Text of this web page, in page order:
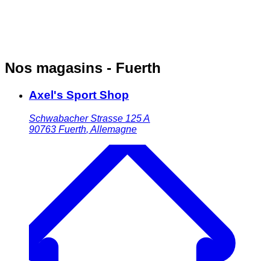
Nos magasins - Fuerth
Axel's Sport Shop
Schwabacher Strasse 125 A
90763 Fuerth, Allemagne